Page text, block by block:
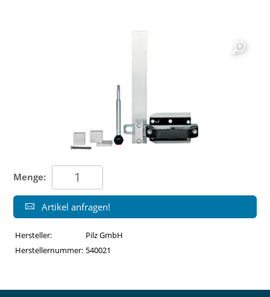
Menge:
Artikel anfragen!
Hersteller:
Pilz GmbH
Herstellernummer: 540021